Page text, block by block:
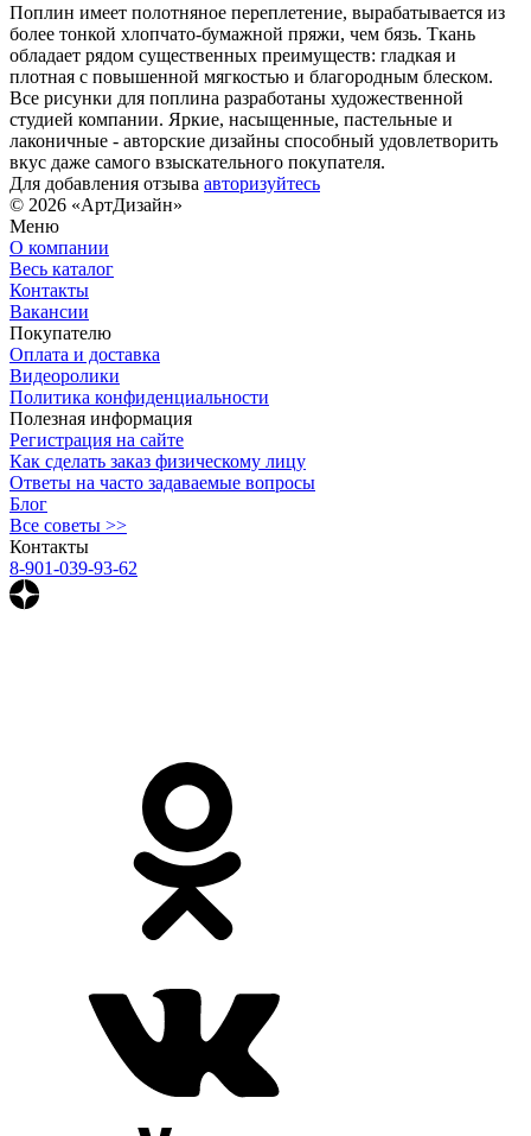
Поплин имеет полотняное переплетение, вырабатывается из
более тонкой хлопчато-бумажной пряжи, чем бязь. Ткань
обладает рядом существенных преимуществ: гладкая и
плотная с повышенной мягкостью и благородным блеском.
Все рисунки для поплина разработаны художественной
студией компании. Яркие, насыщенные, пастельные и
лаконичные - авторские дизайны способный удовлетворить
вкус даже самого взыскательного покупателя.
Для добавления отзыва авторизуйтесь
© 2026 «АртДизайн»
Меню
О компании
Весь каталог
Контакты
Вакансии
Покупателю
Оплата и доставка
Видеоролики
Политика конфиденциальности
Полезная информация
Регистрация на сайте
Как сделать заказ физическому лицу
Ответы на часто задаваемые вопросы
Блог
Все советы >>
Контакты
8-901-039-93-62